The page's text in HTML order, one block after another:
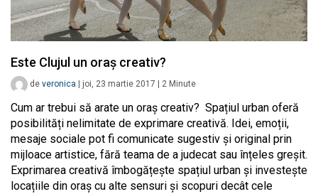
Este Clujul un oraș creativ?
de veronica joi, 23 martie 2017 2 Minute
Cum ar trebui să arate un oraș creativ? Spațiul urban oferă
posibilități nelimitate de exprimare creativă. Idei, emoții,
mesaje sociale pot fi comunicate sugestiv și original prin
mijloace artistice, fără teama de a judecat sau înțeles greșit.
Exprimarea creativă îmbogățește spațiul urban și investește
locațiile din oraș cu alte sensuri și scopuri decât cele